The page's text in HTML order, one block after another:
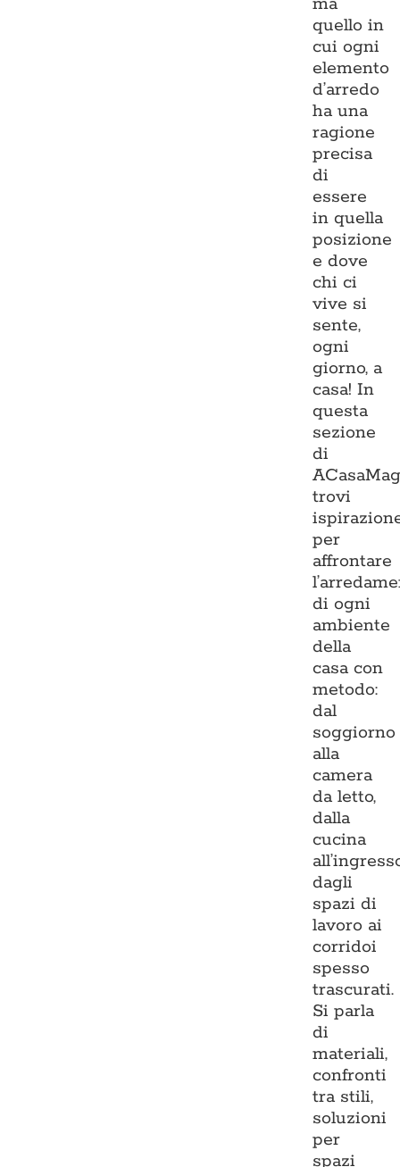
quello in
cui ogni
elemento
d’arredo
ha una
ragione
precisa
di
essere
in quella
posizione
e dove
chi ci
vive si
sente,
ogni
giorno, a
casa! In
questa
sezione
di
trovi
per
affrontare
di ogni
ambiente
della
casa con
metodo:
dal
soggiorno
alla
camera
da letto,
dalla
cucina
dagli
spazi di
lavoro ai
corridoi
spesso
trascurati.
Si parla
di
materiali,
confronti
tra stili,
soluzioni
per
spazi